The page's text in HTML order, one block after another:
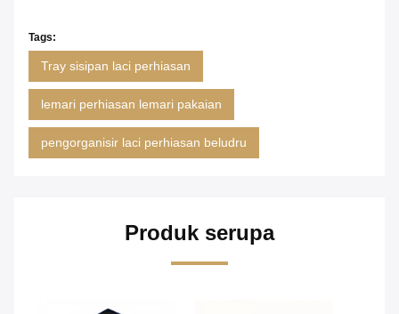
Tags:
Tray sisipan laci perhiasan
lemari perhiasan lemari pakaian
pengorganisir laci perhiasan beludru
Produk serupa